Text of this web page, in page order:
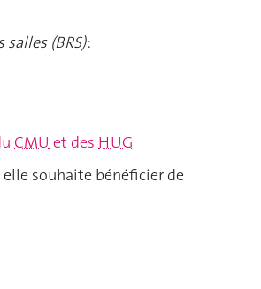
(BRS):
CMUet des HUG
souhaite bénéficier de